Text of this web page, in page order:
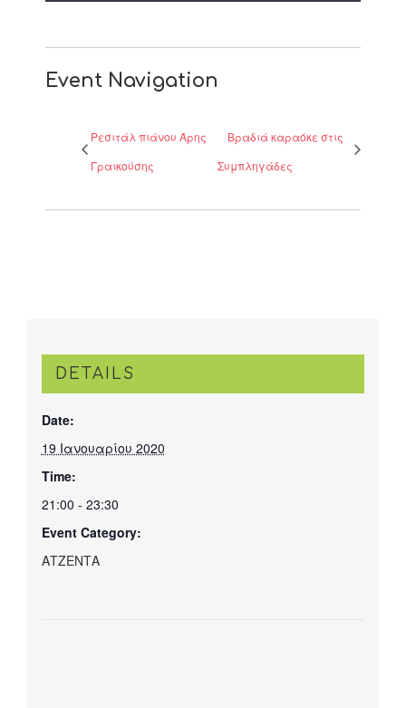
Event Navigation
Ρεσιτάλ πιάνου Άρης
Γραικούσης
Βραδιά καραόκε στις
Συμπληγάδες
DETAILS
Date:
19 Ιανουαρίου 2020
Time:
21:00 - 23:30
Event Category:
ΑΤΖΕΝΤΑ